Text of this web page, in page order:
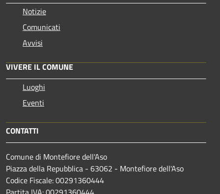
Notizie
Comunicati
Avvisi
VIVERE IL COMUNE
Luoghi
Eventi
CONTATTI
Comune di Montefiore dell'Aso
Piazza della Repubblica - 63062 - Montefiore dell'Aso
Codice Fiscale: 00291360444